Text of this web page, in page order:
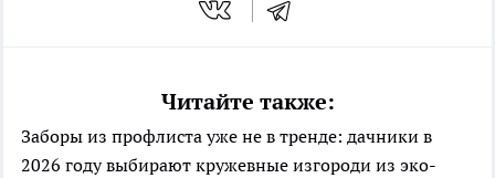
Читайте также:
Заборы из профлиста уже не в тренде: дачники в
2026 году выбирают кружевные изгороди из эко-